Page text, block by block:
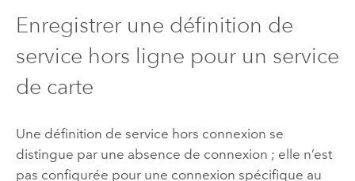
Enregistrer une définition de
service hors ligne pour un service
de carte
Une définition de service hors connexion se
distingue par une absence de connexion ; elle n’est
pas configurée pour une connexion spécifique au